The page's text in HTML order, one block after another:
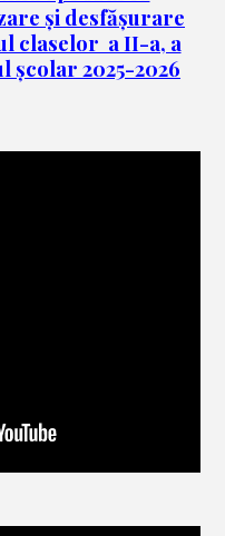
și desfășurare
claselor a II-a, a
școlar 2025-2026